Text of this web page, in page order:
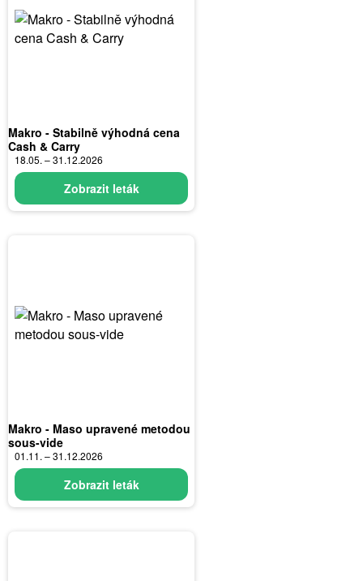
Makro - Stabilně výhodná cena
Cash & Carry
18.05. – 31.12.2026
Zobrazit leták
Makro - Maso upravené metodou
sous-vide
01.11. – 31.12.2026
Zobrazit leták